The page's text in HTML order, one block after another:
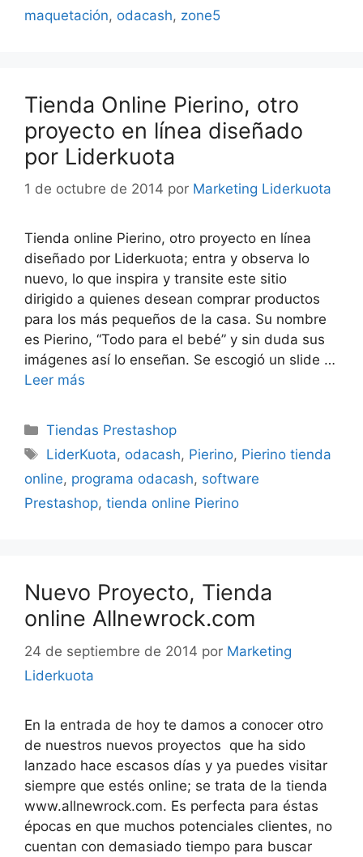
maquetación, odacash, zone5
Tienda Online Pierino, otro
proyecto en línea diseñado
por Liderkuota
1 de octubre de 2014 por Marketing Liderkuota
Tienda online Pierino, otro proyecto en línea
diseñado por Liderkuota; entra y observa lo
nuevo, lo que inspira y transite este sitio
dirigido a quienes desean comprar productos
para los más pequeños de la casa. Su nombre
es Pierino, “Todo para el bebé” y sin duda sus
imágenes así lo enseñan. Se escogió un slide …
Leer más
Categorías
Tiendas Prestashop
Etiquetas
LiderKuota, odacash, Pierino, Pierino tienda
online, programa odacash, software
Prestashop, tienda online Pierino
Nuevo Proyecto, Tienda
online Allnewrock.com
24 de septiembre de 2014 por Marketing
Liderkuota
En la entrada de hoy te damos a conocer otro
de nuestros nuevos proyectos que ha sido
lanzado hace escasos días y ya puedes visitar
siempre que estés online; se trata de la tienda
www.allnewrock.com. Es perfecta para éstas
épocas en que muchos potenciales clientes, no
cuentan con demasiado tiempo para buscar